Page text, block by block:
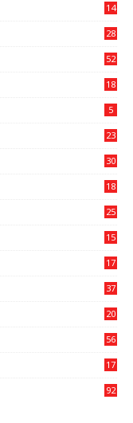
14
28
52
18
5
23
30
18
25
15
17
37
20
56
17
92